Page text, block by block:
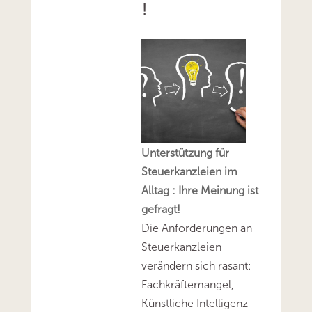
!
Unterstützung für
Steuerkanzleien im
Alltag : Ihre Meinung ist
gefragt!
Die Anforderungen an
Steuerkanzleien
verändern sich rasant:
Fachkräftemangel,
Künstliche Intelligenz